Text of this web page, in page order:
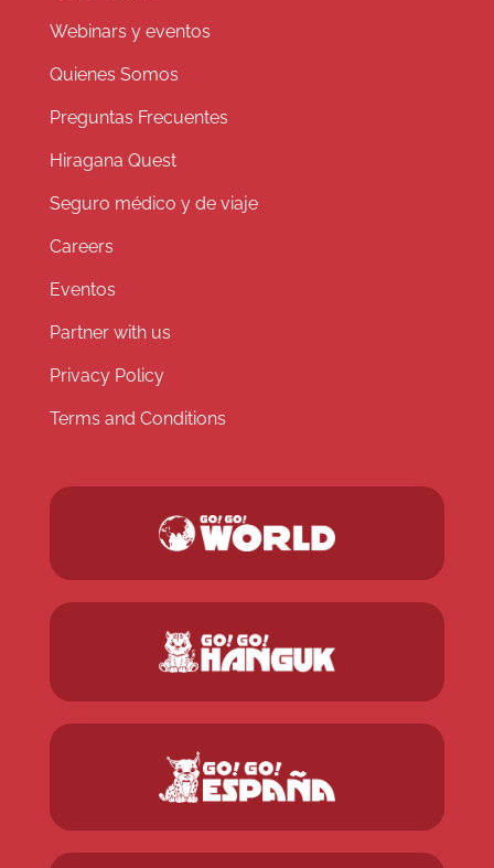
Webinars y eventos
Quienes Somos
Preguntas Frecuentes
Hiragana Quest
Seguro médico y de viaje
Careers
Eventos
Partner with us
Privacy Policy
Terms and Conditions